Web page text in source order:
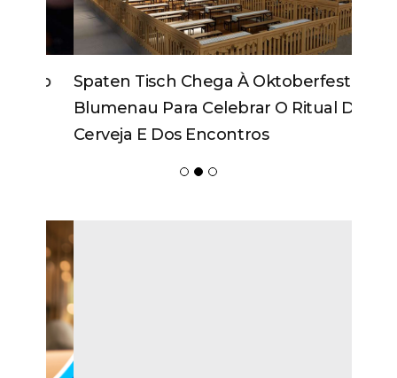
Spaten Tisch Chega À Oktoberfest De
Blumenau Para Celebrar O Ritual Da
Cerveja E Dos Encontros